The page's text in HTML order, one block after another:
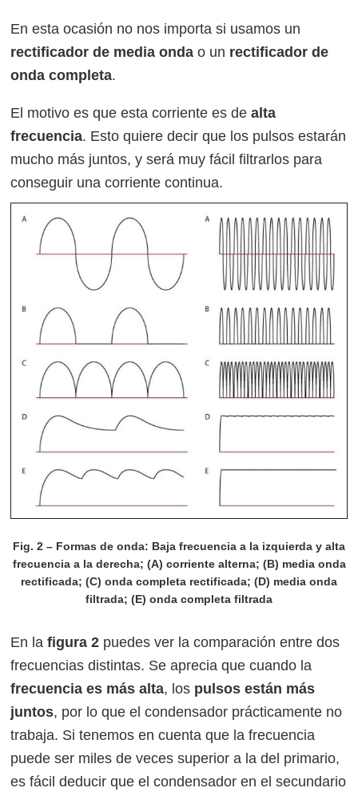
En esta ocasión no nos importa si usamos un
rectificador de media onda o un rectificador de
onda completa.
El motivo es que esta corriente es dealta
frecuencia. Esto quiere decir que los pulsos estarán
mucho más juntos, y será muy fácil filtrarlos para
conseguir una corriente continua.
Fig. 2 – Formas de onda: Baja frecuencia a la izquierda y alta
frecuencia a la derecha; (A) corriente alterna; (B) media onda
rectificada; (C) onda completa rectificada; (D) media onda
filtrada; (E) onda completa filtrada
En lafigura 2 puedes ver la comparación entre dos
frecuencias distintas. Se aprecia que cuando la
frecuencia es más alta, los pulsos están más
juntos, por lo que el condensador prácticamente no
trabaja. Si tenemos en cuenta que la frecuencia
puede ser miles de veces superior a la del primario,
es fácil deducir que el condensador en el secundario